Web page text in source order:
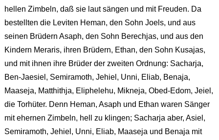
hellen Zimbeln, daß sie laut sängen und mit Freuden. Da
bestellten die Leviten Heman, den Sohn Joels, und aus
seinen Brüdern Asaph, den Sohn Berechjas, und aus den
Kindern Meraris, ihren Brüdern, Ethan, den Sohn Kusajas,
und mit ihnen ihre Brüder der zweiten Ordnung: Sacharja,
Ben-Jaesiel, Semiramoth, Jehiel, Unni, Eliab, Benaja,
Maaseja, Matthithja, Eliphelehu, Mikneja, Obed-Edom, Jeiel,
die Torhüter. Denn Heman, Asaph und Ethan waren Sänger
mit ehernen Zimbeln, hell zu klingen; Sacharja aber, Asiel,
Semiramoth, Jehiel, Unni, Eliab, Maaseja und Benaja mit